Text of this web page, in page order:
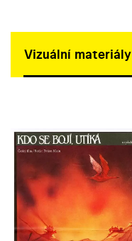
Vizuální materiály